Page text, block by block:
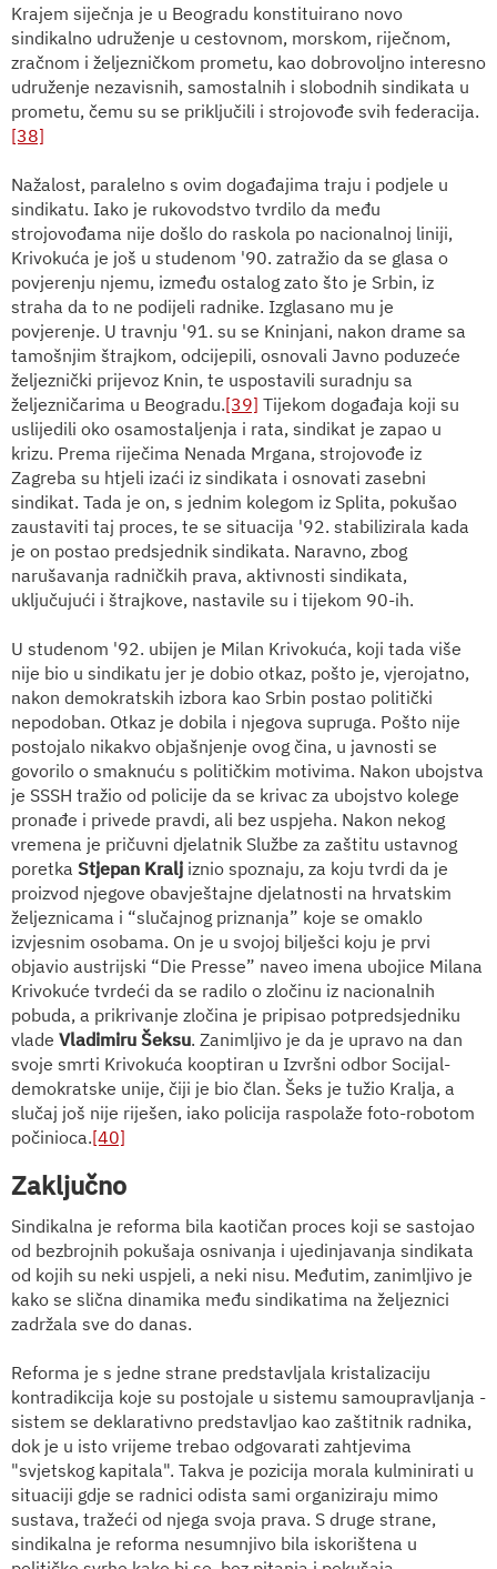
Krajem siječnja je u Beogradu konstituirano novo
sindikalno udruženje u cestovnom, morskom, riječnom,
zračnom i željezničkom prometu, kao dobrovoljno interesno
udruženje nezavisnih, samostalnih i slobodnih sindikata u
prometu, čemu su se priključili i strojovođe svih federacija.
[38]
Nažalost, paralelno s ovim događajima traju i podjele u
sindikatu. Iako je rukovodstvo tvrdilo da među
strojovođama nije došlo do raskola po nacionalnoj liniji,
Krivokuća je još u studenom '90. zatražio da se glasa o
povjerenju njemu, između ostalog zato što je Srbin, iz
straha da to ne podijeli radnike. Izglasano mu je
povjerenje. U travnju '91. su se Kninjani, nakon drame sa
tamošnjim štrajkom, odcijepili, osnovali Javno poduzeće
željeznički prijevoz Knin, te uspostavili suradnju sa
željezničarima u Beogradu.[39] Tijekom događaja koji su
uslijedili oko osamostaljenja i rata, sindikat je zapao u
krizu. Prema riječima Nenada Mrgana, strojovođe iz
Zagreba su htjeli izaći iz sindikata i osnovati zasebni
sindikat. Tada je on, s jednim kolegom iz Splita, pokušao
zaustaviti taj proces, te se situacija '92. stabilizirala kada
je on postao predsjednik sindikata. Naravno, zbog
narušavanja radničkih prava, aktivnosti sindikata,
uključujući i štrajkove, nastavile su i tijekom 90-ih.
U studenom '92. ubijen je Milan Krivokuća, koji tada više
nije bio u sindikatu jer je dobio otkaz, pošto je, vjerojatno,
nakon demokratskih izbora kao Srbin postao politički
nepodoban. Otkaz je dobila i njegova supruga. Pošto nije
postojalo nikakvo objašnjenje ovog čina, u javnosti se
govorilo o smaknuću s političkim motivima. Nakon ubojstva
je SSSH tražio od policije da se krivac za ubojstvo kolege
pronađe i privede pravdi, ali bez uspjeha. Nakon nekog
vremena je pričuvni djelatnik Službe za zaštitu ustavnog
poretka Stjepan Kralj iznio spoznaju, za koju tvrdi da je
proizvod njegove obavještajne djelatnosti na hrvatskim
željeznicama i “slučajnog priznanja” koje se omaklo
izvjesnim osobama. On je u svojoj bilješci koju je prvi
objavio austrijski “Die Presse” naveo imena ubojice Milana
Krivokuće tvrdeći da se radilo o zločinu iz nacionalnih
pobuda, a prikrivanje zločina je pripisao potpredsjedniku
vlade Vladimiru Šeksu. Zanimljivo je da je upravo na dan
svoje smrti Krivokuća kooptiran u Izvršni odbor Socijal-
demokratske unije, čiji je bio član. Šeks je tužio Kralja, a
slučaj još nije riješen, iako policija raspolaže foto-robotom
počinioca.[40]
Zaključno
Sindikalna je reforma bila kaotičan proces koji se sastojao
od bezbrojnih pokušaja osnivanja i ujedinjavanja sindikata
od kojih su neki uspjeli, a neki nisu. Međutim, zanimljivo je
kako se slična dinamika među sindikatima na željeznici
zadržala sve do danas.
Reforma je s jedne strane predstavljala kristalizaciju
kontradikcija koje su postojale u sistemu samoupravljanja -
sistem se deklarativno predstavljao kao zaštitnik radnika,
dok je u isto vrijeme trebao odgovarati zahtjevima
"svjetskog kapitala". Takva je pozicija morala kulminirati u
situaciji gdje se radnici odista sami organiziraju mimo
sustava, tražeći od njega svoja prava. S druge strane,
sindikalna je reforma nesumnjivo bila iskorištena u